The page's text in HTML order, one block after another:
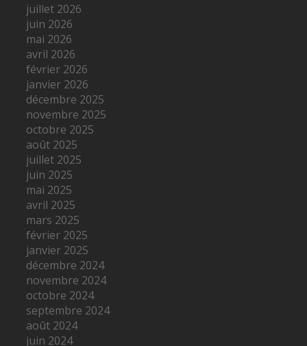
juillet 2026
juin 2026
mai 2026
avril 2026
février 2026
janvier 2026
décembre 2025
novembre 2025
octobre 2025
août 2025
juillet 2025
juin 2025
mai 2025
avril 2025
mars 2025
février 2025
janvier 2025
décembre 2024
novembre 2024
octobre 2024
septembre 2024
août 2024
juin 2024